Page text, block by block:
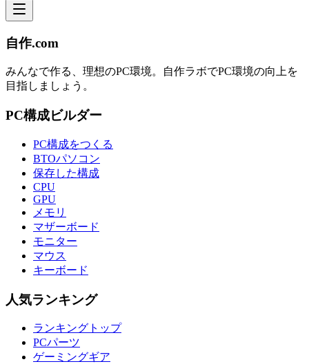
自作.com
みんなで作る、理想のPC環境。 自作ラボでPC環境の向上を
目指しましょう。
PC構成ビルダー
PC構成をつくる
BTOパソコン
保存した構成
CPU
GPU
メモリ
マザーボード
モニター
マウス
キーボード
人気ランキング
ランキングトップ
PCパーツ
ゲーミングギア